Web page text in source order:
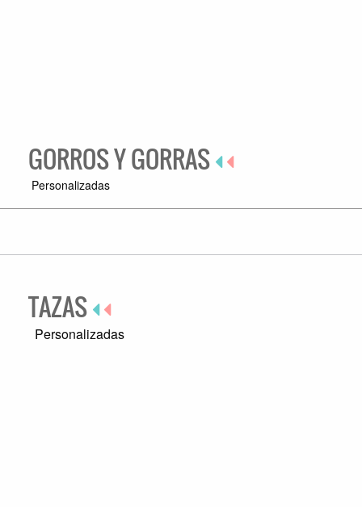
GORROS Y GORRAS
Personalizadas
TAZAS
Personalizadas